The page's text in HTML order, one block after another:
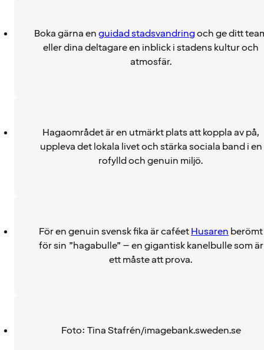
Boka gärna enguidad stadsvandringoch ge ditt
eller dina deltagare en inblick i stadens kultur och
atmosfär.
Hagaområdet är en utmärkt plats att koppla av på,
uppleva det lokala livet och stärka sociala band i en
rofylld och genuin miljö.
För en genuin svensk fika är caféetHusaren berömt
för sin ”hagabulle” – en gigantisk kanelbulle som är
ett måste att prova.
Foto: Tina Stafrén/imagebank.sweden.se